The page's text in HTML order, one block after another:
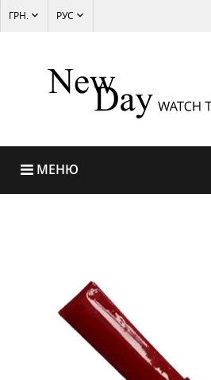
ГРН. РУС
МЕНЮ